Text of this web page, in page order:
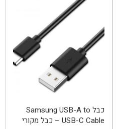
כבל Samsung USB-A to
USB-C Cable – כבל מקורי